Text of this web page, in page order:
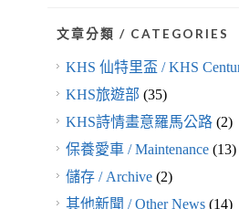
文章分類 / CATEGORIES
KHS 仙特里盃 / KHS
KHS旅遊部 (35)
KHS詩情畫意羅馬公路(2)
保養愛車 / Maintenance(13)
儲存 / Archive(2)
其他新聞 / Other News(14)